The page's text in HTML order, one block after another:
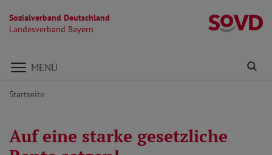
Sozialverband Deutschland
Landesverband Bayern
Direkt zu den Inhalten springen
MENÜ
Startseite
Auf eine starke gesetzliche